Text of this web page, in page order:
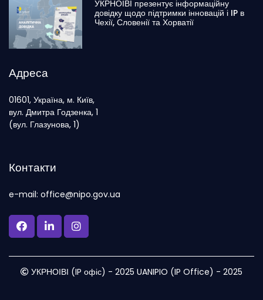
УКРНОІВІ презентує інформаційну
довідку щодо підтримки інновацій і IP в
Чехії, Словенії та Хорватії
Адреса
01601, Україна, м. Київ,
вул. Дмитра Годзенка, 1
(вул. Глазунова, 1)
Контакти
e-mail: office@nipo.gov.ua
УКРНОІВІ (IP офіс) - 2025 UANIPIO (IP Office) - 2025